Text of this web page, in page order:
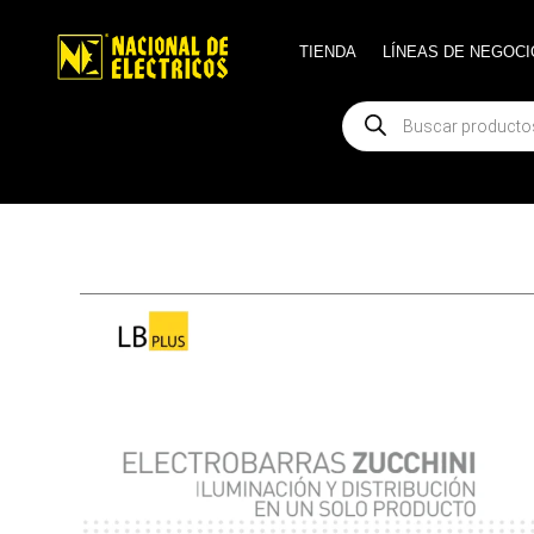
TIENDA LÍNEAS DE
Búsqueda
de
productos
TIENDA LÍNEAS DE
Búsqueda
de
productos